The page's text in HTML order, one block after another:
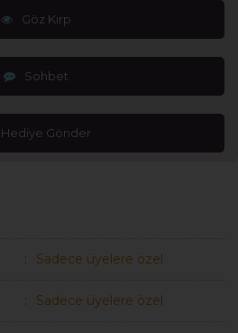
Göz Kırp
Sohbet
Hediye Gönder
Sadece üyelere özel
Sadece üyelere özel